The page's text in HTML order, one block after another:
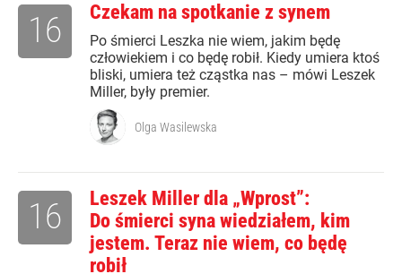
Czekam na spotkanie z synem
Po śmierci Leszka nie wiem, jakim będę
człowiekiem i co będę robił. Kiedy umiera ktoś
bliski, umiera też cząstka nas – mówi Leszek
Miller, były premier.
16
Olga Wasilewska
Leszek Miller dla „Wprost”:
Do śmierci syna wiedziałem, kim
jestem. Teraz nie wiem, co będę
robił
16